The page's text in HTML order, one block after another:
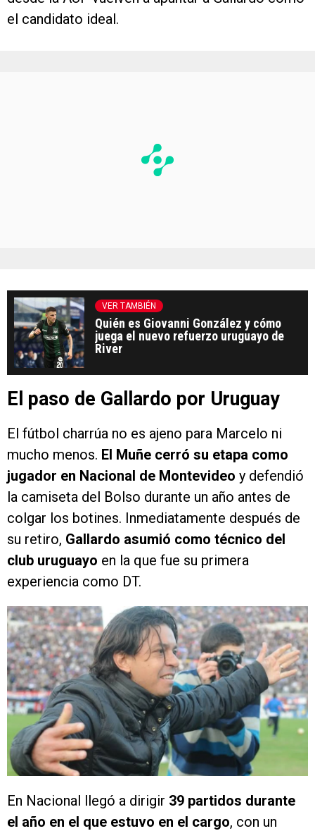
el candidato ideal.
VER TAMBIÉN
Quién es Giovanni González y cómo
juega el nuevo refuerzo uruguayo de
River
El paso de Gallardo por Uruguay
El fútbol charrúa no es ajeno para Marcelo ni
mucho menos. El Muñe cerró su etapa como
jugador en Nacional de Montevideo y defendió
la camiseta del Bolso durante un año antes de
colgar los botines. Inmediatamente después de
su retiro, Gallardo asumió como técnico del
club uruguayo en la que fue su primera
experiencia como DT.
En Nacional llegó a dirigir 39 partidos durante
el año en el que estuvo en el cargo, con un